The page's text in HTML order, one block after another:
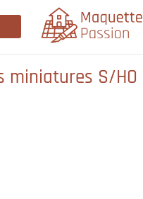
miniatures​ S/HO